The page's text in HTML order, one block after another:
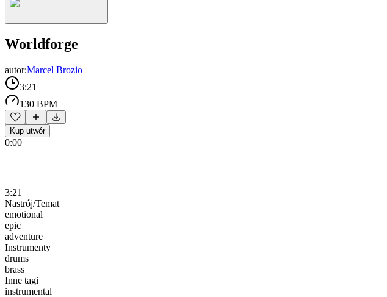
Worldforge
autor:Marcel Brozio
3:21
130 BPM
Kup utwór
0:00
3:21
Nastrój/Temat
emotional
epic
adventure
Instrumenty
drums
brass
Inne tagi
instrumental